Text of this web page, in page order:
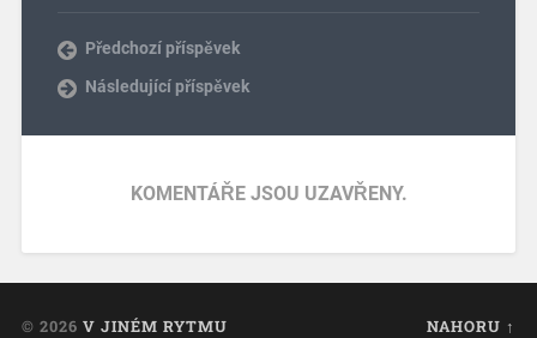
Předchozí příspěvek
Následující příspěvek
KOMENTÁŘE JSOU UZAVŘENY.
© 2026 V JINÉM RYTMU NAHORU ↑